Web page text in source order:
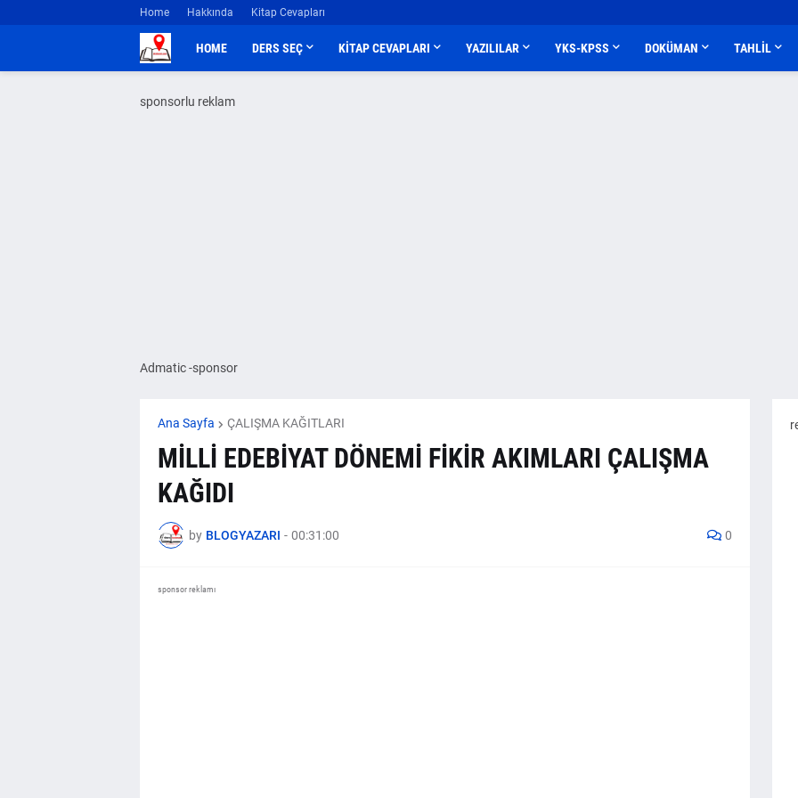
Home Hakkında Kitap Cevapları
HOME DERS SEÇ KİTAP CEVAPLARI YAZILILAR YKS-KPSS DOKÜMAN TAHLİL
sponsorlu reklam
Admatic -sponsor
Ana Sayfa ÇALIŞMA KAĞITLARI
MİLLİ EDEBİYAT DÖNEMİ FİKİR AKIMLARI ÇALIŞMA
KAĞIDI
by BLOGYAZARI - 00:31:00 0
sponsor reklamı